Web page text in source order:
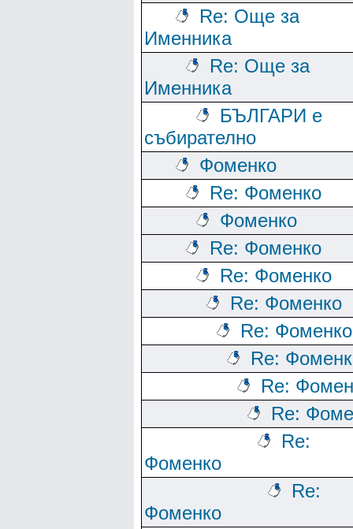
Re: Още за
Именника
Re: Още за
Именника
БЪЛГАРИ е
събирателно
Фоменко
Re: Фоменко
Фоменко
Re: Фоменко
Re: Фоменко
Re: Фоменко
Re: Фоменко
Re:
Re:
Re:
Re:
Фоменко
Re:
Фоменко